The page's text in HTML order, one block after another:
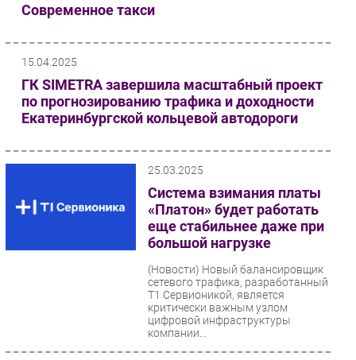
Современное такси
15.04.2025
ГК SIMETRA завершила масштабный проект
по прогнозированию трафика и доходности
Екатеринбургской кольцевой автодороги
25.03.2025
Система взимания платы
«Платон» будет работать
еще стабильнее даже при
большой нагрузке
(Новости) Новый балансировщик
сетевого трафика, разработанный
Т1 Сервионикой, является
критически важным узлом
цифровой инфраструктуры
компании...